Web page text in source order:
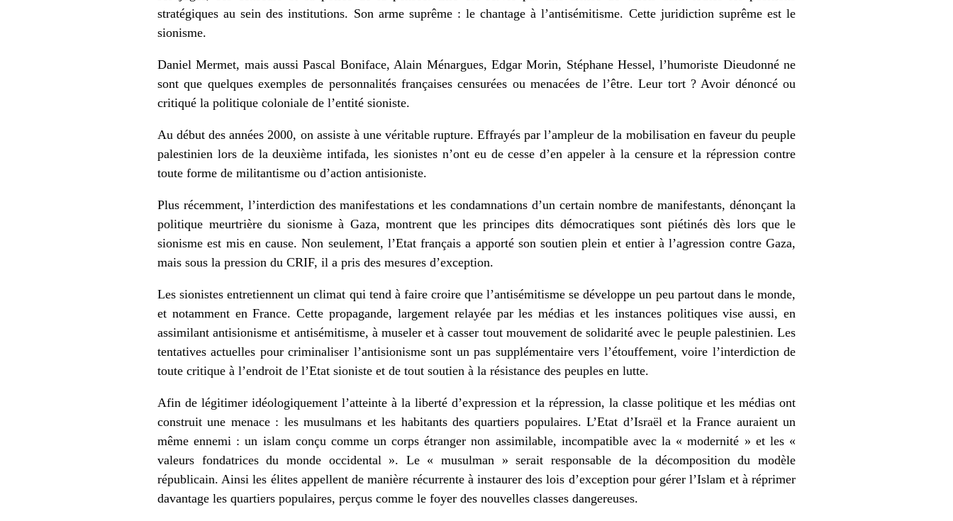
stratégiques au sein des institutions. Son arme suprême : le chantage à l’antisémitisme. Cette juridiction suprême est le
sionisme.
Daniel Mermet, mais aussi Pascal Boniface, Alain Ménargues, Edgar Morin, Stéphane Hessel, l’humoriste Dieudonné ne
sont que quelques exemples de personnalités françaises censurées ou menacées de l’être. Leur tort ? Avoir dénoncé ou
critiqué la politique coloniale de l’entité sioniste.
Au début des années 2000, on assiste à une véritable rupture. Effrayés par l’ampleur de la mobilisation en faveur du peuple
palestinien lors de la deuxième intifada, les sionistes n’ont eu de cesse d’en appeler à la censure et la répression contre
toute forme de militantisme ou d’action antisioniste.
Plus récemment, l’interdiction des manifestations et les condamnations d’un certain nombre de manifestants, dénonçant la
politique meurtrière du sionisme à Gaza, montrent que les principes dits démocratiques sont piétinés dès lors que le
sionisme est mis en cause. Non seulement, l’Etat français a apporté son soutien plein et entier à l’agression contre Gaza,
mais sous la pression du CRIF, il a pris des mesures d’exception.
Les sionistes entretiennent un climat qui tend à faire croire que l’antisémitisme se développe un peu partout dans le monde,
et notamment en France. Cette propagande, largement relayée par les médias et les instances politiques vise aussi, en
assimilant antisionisme et antisémitisme, à museler et à casser tout mouvement de solidarité avec le peuple palestinien. Les
tentatives actuelles pour criminaliser l’antisionisme sont un pas supplémentaire vers l’étouffement, voire l’interdiction de
toute critique à l’endroit de l’Etat sioniste et de tout soutien à la résistance des peuples en lutte.
Afin de légitimer idéologiquement l’atteinte à la liberté d’expression et la répression, la classe politique et les médias ont
construit une menace : les musulmans et les habitants des quartiers populaires. L’Etat d’Israël et la France auraient un
même ennemi : un islam conçu comme un corps étranger non assimilable, incompatible avec la « modernité » et les «
valeurs fondatrices du monde occidental ». Le « musulman » serait responsable de la décomposition du modèle
républicain. Ainsi les élites appellent de manière récurrente à instaurer des lois d’exception pour gérer l’Islam et à réprimer
davantage les quartiers populaires, perçus comme le foyer des nouvelles classes dangereuses.